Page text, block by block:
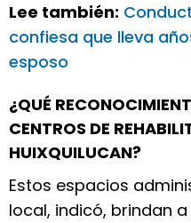
Lee también:
confiesa que lleva
esposo
¿QUÉ
CENTROS DE
HUIXQUILUCAN?
Estos espacios
local, indicó, brindan